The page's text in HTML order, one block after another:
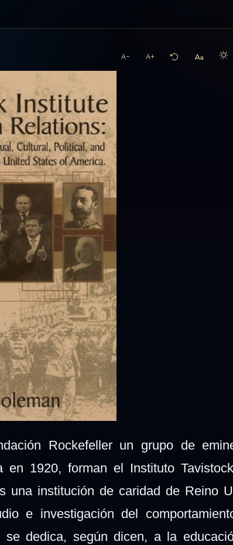
A− A+
Rockefeller un grupo de
en 1920, forman el Instituto
una institución de caridad de Reino
e investigación del
se dedica, según dicen, a la